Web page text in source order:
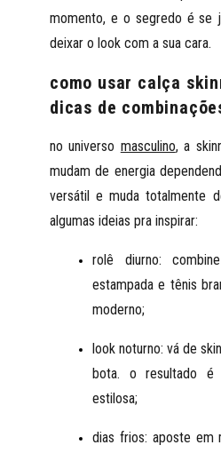
momento, e o segredo é se
deixar o look com a sua cara.
como usar calça
dicas de
no universo masculino, a
mudam de energia
versátil e muda totalmente
algumas ideias pra inspirar:
rolê diurno:
estampada e tênis
moderno;
look noturno: vá de
bota. o resultado é
estilosa;
dias frios: aposte em